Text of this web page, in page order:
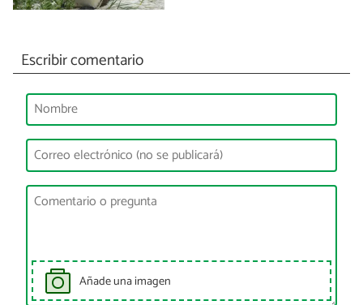
Escribir comentario
Añade una imagen